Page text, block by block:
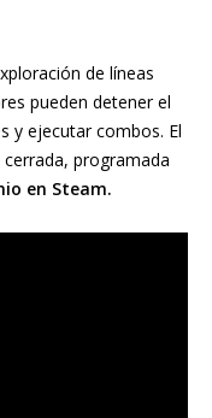
de líneas
pueden detener el
y ejecutar combos. El
programada
en Steam.